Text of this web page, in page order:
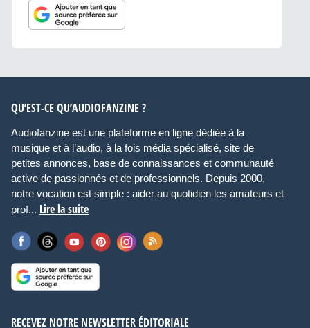
QU’EST-CE QU’AUDIOFANZINE ?
Audiofanzine est une plateforme en ligne dédiée à la
musique et à l’audio, à la fois média spécialisé, site de
petites annonces, base de connaissances et communauté
active de passionnés et de professionnels. Depuis 2000,
notre vocation est simple : aider au quotidien les amateurs et
prof... Lire la suite
RECEVEZ NOTRE NEWSLETTER ÉDITORIALE